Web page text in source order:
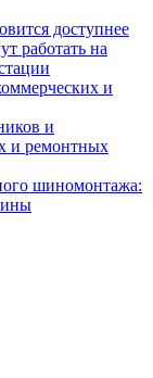
доступнее
работать на
и
и
и ремонтных
шиномонтажа: